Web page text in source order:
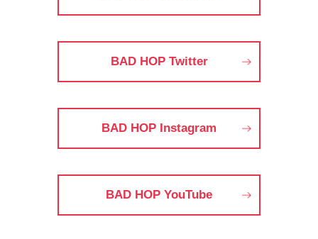
BAD HOP Twitter
BAD HOP Instagram
BAD HOP YouTube